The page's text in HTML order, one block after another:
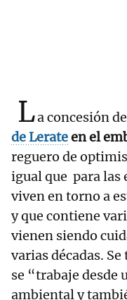
La concesión
de Lerateen el
reguero de
igual que para las
viven en torno a
y que contiene
vienen siendo
varias décadas.
se “trabaje desde
ambiental y